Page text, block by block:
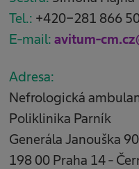
Tel.: +420-281 866
E-mail: avitum-
Adresa:
Nefrologická
Poliklinika Parník
Generála Janouška
198 00 Praha 14 -